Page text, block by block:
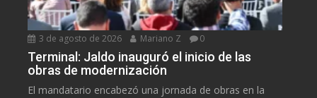
3 de agosto de 2026 Mariano Z 0
Terminal: Jaldo inauguró el inicio de las
obras de modernización
El mandatario encabezó una jornada de obras en la